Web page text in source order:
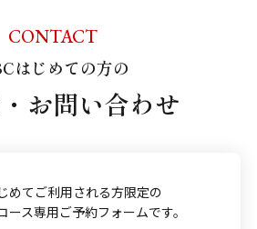
CONTACT
はじめての方の
お問い合わせ
めてご利用される方限定の
ース専用ご予約フォームです。